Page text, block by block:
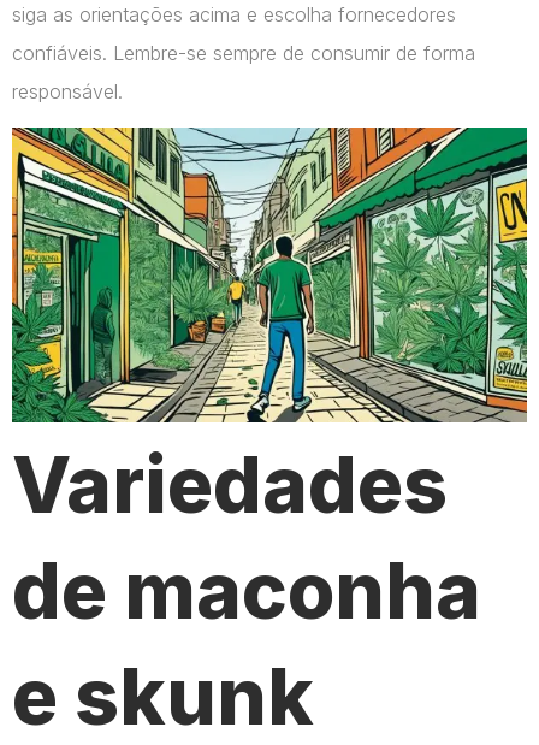
siga as orientações acima e escolha fornecedores
confiáveis. Lembre-se sempre de consumir de forma
responsável.
Variedades
de maconha
e skunk